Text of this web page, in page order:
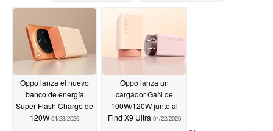
04/26/2026
Oppo lanza el nuevo
banco de energía
Super Flash Charge de
120W04/23/2026
Oppo lanza un
cargador GaN de
100W/120W junto al
Find X9 Ultra 04/22/2026